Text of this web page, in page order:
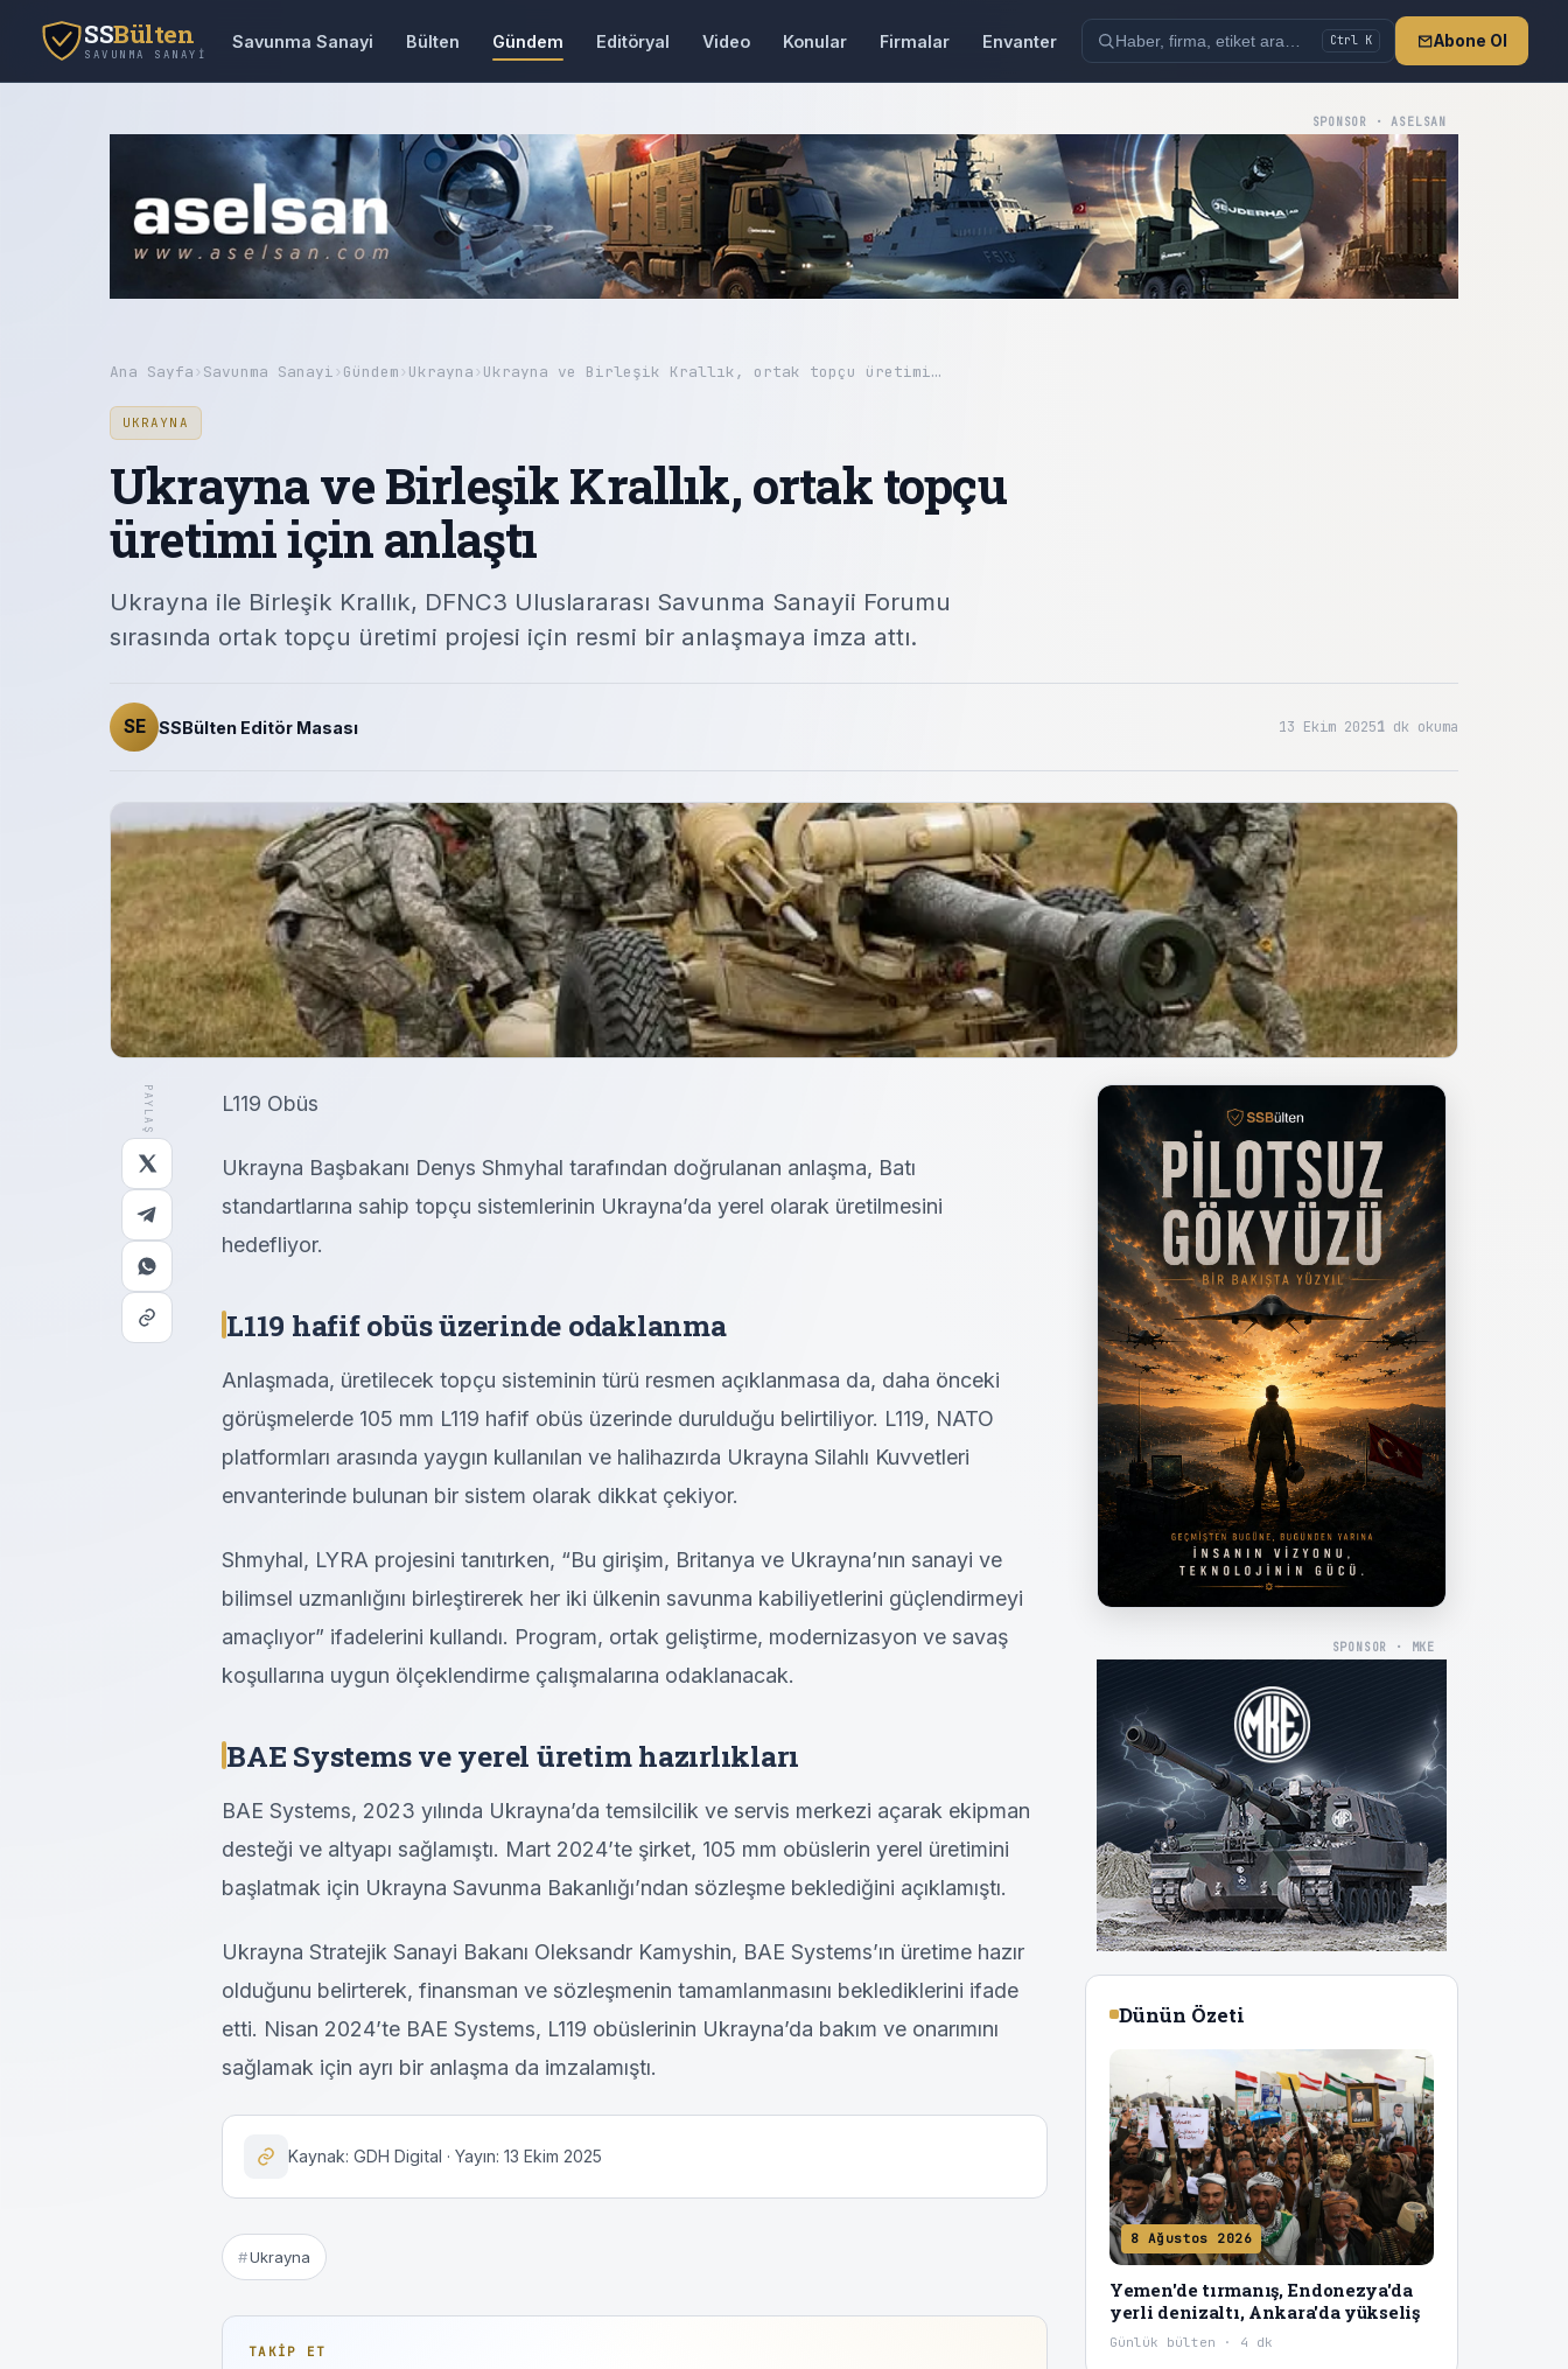
SSBülten
SAVUNMA SANAYI
Savunma Sanayi Bülten Gündem Editöryal Video Konular Firmalar Envanter Ctrl K Abone Ol
SPONSOR · ASELSAN
Ana Sayfa› Savunma Sanayi› Gündem› Ukrayna› Ukrayna ve Birleşik Krallık, ortak topçu üretimi…
UKRAYNA
Ukrayna ve Birleşik Krallık, ortak topçu
üretimi için anlaştı
Ukrayna ile Birleşik Krallık, DFNC3 Uluslararası Savunma Sanayii Forumu
sırasında ortak topçu üretimi projesi için resmi bir anlaşmaya imza attı.
SE SSBülten Editör Masası 13 Ekim 20251 dk okuma
PAYLAŞ L119 Obüs
Ukrayna Başbakanı Denys Shmyhal tarafından doğrulanan anlaşma, Batı
standartlarına sahip topçu sistemlerinin Ukrayna’da yerel olarak üretilmesini
hedefliyor.
L119 hafif obüs üzerinde odaklanma
Anlaşmada, üretilecek topçu sisteminin türü resmen açıklanmasa da, daha önceki
görüşmelerde 105 mm L119 hafif obüs üzerinde durulduğu belirtiliyor. L119, NATO
platformları arasında yaygın kullanılan ve halihazırda Ukrayna Silahlı Kuvvetleri
envanterinde bulunan bir sistem olarak dikkat çekiyor.
Shmyhal, LYRA projesini tanıtırken, “Bu girişim, Britanya ve Ukrayna’nın sanayi ve
bilimsel uzmanlığını birleştirerek her iki ülkenin savunma kabiliyetlerini güçlendirmeyi
amaçlıyor” ifadelerini kullandı. Program, ortak geliştirme, modernizasyon ve savaş
koşullarına uygun ölçeklendirme çalışmalarına odaklanacak.
BAE Systems ve yerel üretim hazırlıkları
BAE Systems, 2023 yılında Ukrayna’da temsilcilik ve servis merkezi açarak ekipman
desteği ve altyapı sağlamıştı. Mart 2024’te şirket, 105 mm obüslerin yerel üretimini
başlatmak için Ukrayna Savunma Bakanlığı’ndan sözleşme beklediğini açıklamıştı.
Ukrayna Stratejik Sanayi Bakanı Oleksandr Kamyshin, BAE Systems’ın üretime hazır
olduğunu belirterek, finansman ve sözleşmenin tamamlanmasını beklediklerini ifade
etti. Nisan 2024’te BAE Systems, L119 obüslerinin Ukrayna’da bakım ve onarımını
sağlamak için ayrı bir anlaşma da imzalamıştı.
Kaynak: GDH Digital · Yayın: 13 Ekim 2025
Ukrayna
TAKIP ET
SPONSOR · MKE
Dünün Özeti
8 Ağustos 2026
Yemen'de tırmanış, Endonezya'da
yerli denizaltı, Ankara'da yükseliş
Günlük bülten · 4 dk